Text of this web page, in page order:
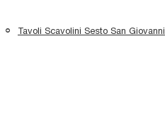
Tavoli Scavolini Sesto San Giovanni